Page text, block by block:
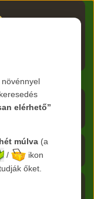
elérhető”
múlva (a
/
ikon
őket.